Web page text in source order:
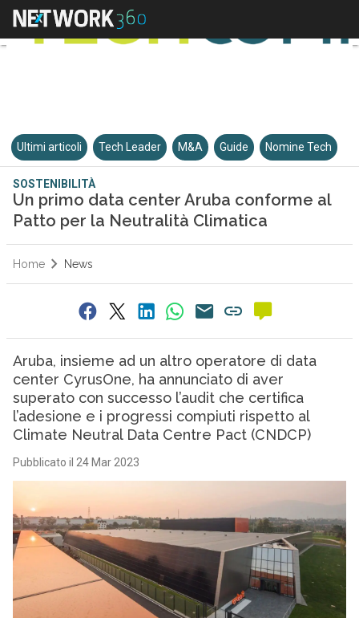
Ultimi articoli Tech Leader M&A Guide Nomine Tech
SOSTENIBILITÀ
Un primo data center Aruba conforme al
Patto per la Neutralità Climatica
Home News
Aruba, insieme ad un altro operatore di data
center CyrusOne, ha annunciato di aver
superato con successo l’audit che certifica
l’adesione e i progressi compiuti rispetto al
Climate Neutral Data Centre Pact (CNDCP)
Pubblicato il 24 Mar 2023